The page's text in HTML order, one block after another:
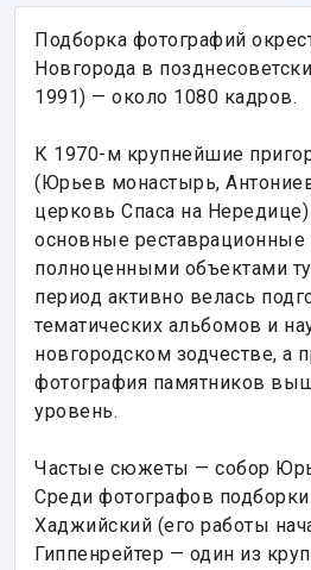
Подборка фотографий
Новгорода в
1991) — около 1080 кадров.
К 1970-м крупнейшие
(Юрьев монастырь,
церковь Спаса на
основные реставрационные
полноценными объектами
период активно велась
тематических альбомов и
новгородском зодчестве, а
фотография памятников
уровень.
Частые сюжеты — собор
Среди фотографов
Хаджийский (его работы
Гиппенрейтер — один из